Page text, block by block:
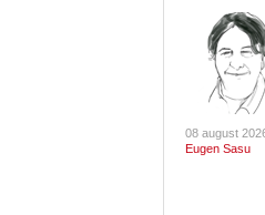
08 august
Eugen Sasu